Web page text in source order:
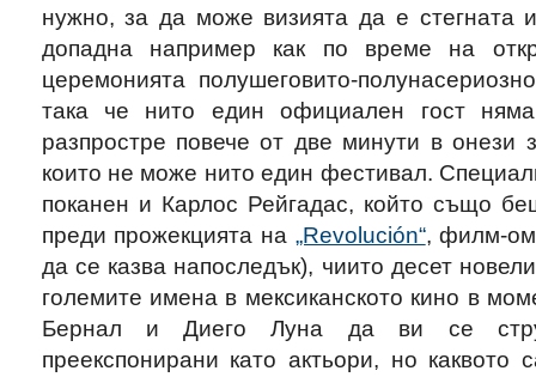
нужно, за да може визията да е стегната
допадна например как по време на
церемонията полушеговито-
така че нито един официален гост
разпростре повече от две минути в онези
които не може нито един фестивал.
поканен и Карлос Рейгадас, който също
преди прожекцията на „Revolución“, филм-
да се казва напоследък), чиито десет
големите имена в мексиканското кино в
Бернал и Диего Луна да ви се
преекспонирани като актьори, но каквото